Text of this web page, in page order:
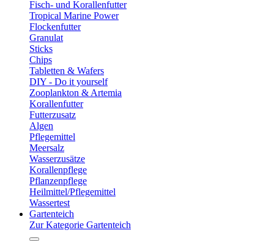
Fisch- und Korallenfutter
Tropical Marine Power
Flockenfutter
Granulat
Sticks
Chips
Tabletten & Wafers
DIY - Do it yourself
Zooplankton & Artemia
Korallenfutter
Futterzusatz
Algen
Pflegemittel
Meersalz
Wasserzusätze
Korallenpflege
Pflanzenpflege
Heilmittel/Pflegemittel
Wassertest
Gartenteich
Zur Kategorie Gartenteich